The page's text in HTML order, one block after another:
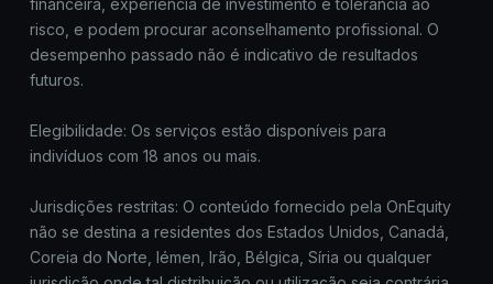
financeira, experiência de investimento e tolerância ao
risco, e podem procurar aconselhamento profissional. O
desempenho passado não é indicativo de resultados
futuros.
Elegibilidade: Os serviços estão disponíveis para
indivíduos com 18 anos ou mais.
Jurisdições restritas: O conteúdo fornecido pela OnEquity
não se destina a residentes dos Estados Unidos, Canadá,
Coreia do Norte, Iémen, Irão, Bélgica, Síria ou qualquer